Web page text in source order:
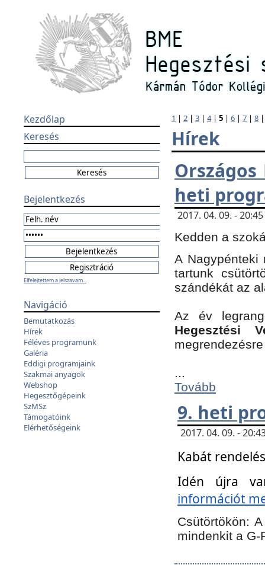
Kezdőlap
Keresés
Bejelentkezés
Elfelejtettem a jelszavam...
Navigáció
Bemutatkozás
Hírek
Féléves programunk
Galéria
Eddigi programjaink
Szakmai anyagok
Webshop
Hegesztőgépeink
SzMSz
Támogatóink
Elérhetőségeink
1 | 2 | 3 | 4| 5 | 6 | 7 | 8
Hírek
Országos
heti
2017. 04. 09. -
Kedden a
A Nagypénteki
tartunk
szándékát az
Az év
Hegesztési
...
Tovább
9. heti
2017. 04. 09. -
Kabát
Idén újra
információt
Csütörtökön:A
mindenkit a G-